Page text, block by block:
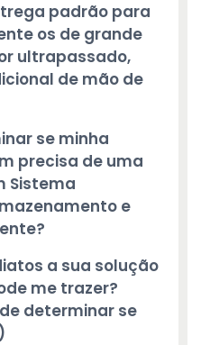
padrão para
os de grande
ultrapassado,
de mão de
se minha
precisa de uma
Sistema
e
a sua solução
me trazer?
determinar se